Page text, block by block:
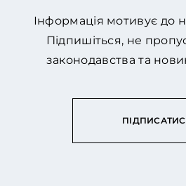
Інформація мотивує до
Підпишіться, не
законодавства та